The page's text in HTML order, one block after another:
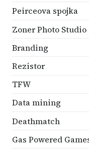
Peirceova spojka
Zoner Photo Studio
Branding
Rezistor
TFW
Data mining
Deathmatch
Gas Powered